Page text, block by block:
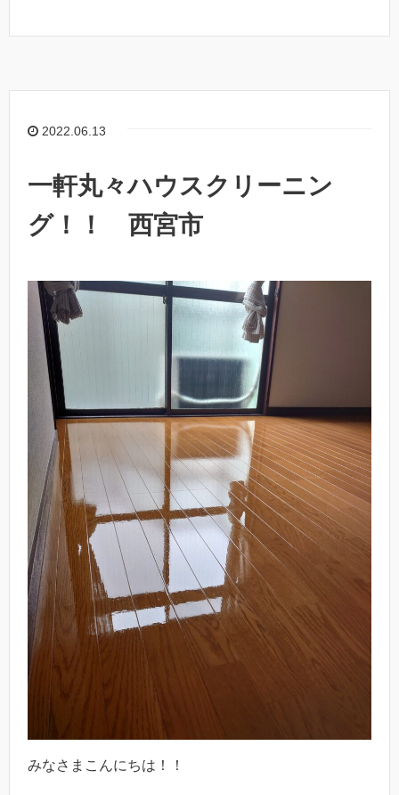
2022.06.13
一軒丸々ハウスクリーニン
グ！！ 西宮市
みなさまこんにちは！！